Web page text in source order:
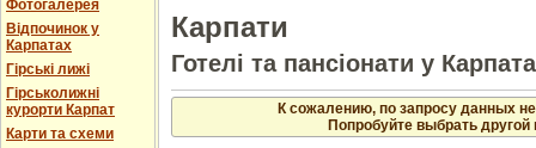
Фотогалерея
Відпочинок у
Карпатах
Гірські лижі
Гірськолижні
курорти Карпат
Карти та схеми
Карпати
Готелі та пансіонати у
К сожалению, по запросу данных
Попробуйте выбрать другой